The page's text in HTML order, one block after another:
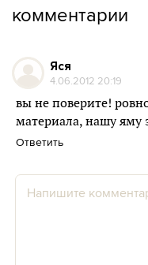
комментарии
Яся
4.06.2012 20:19
вы не поверите!
материала, нашу яму
Ответить